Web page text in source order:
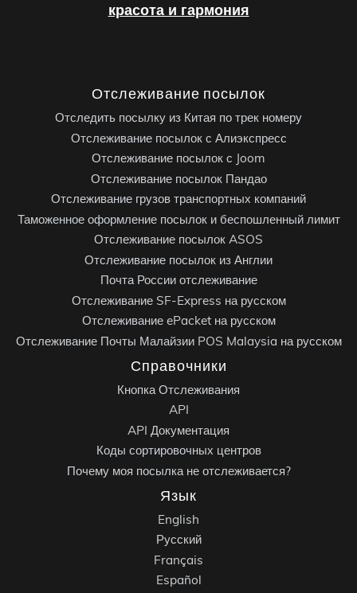
красота и гармония
Отслеживание посылок
Отследить посылку из Китая по трек номеру
Отслеживание посылок с Алиэкспресс
Отслеживание посылок с Joom
Отслеживание посылок Пандао
Отслеживание грузов транспортных компаний
Таможенное оформление посылок и беспошленный лимит
Отслеживание посылок ASOS
Отслеживание посылок из Англии
Почта России отслеживание
Отслеживание SF-Express на русском
Отслеживание ePacket на русском
Отслеживание Почты Малайзии POS Malaysia на русском
Справочники
Кнопка Отслеживания
API
API Документация
Коды сортировочных центров
Почему моя посылка не отслеживается?
Язык
English
Русский
Français
Español